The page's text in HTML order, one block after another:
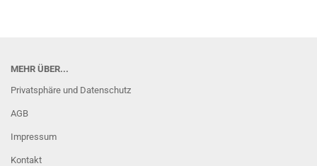
MEHR ÜBER...
Privatsphäre und Datenschutz
AGB
Impressum
Kontakt